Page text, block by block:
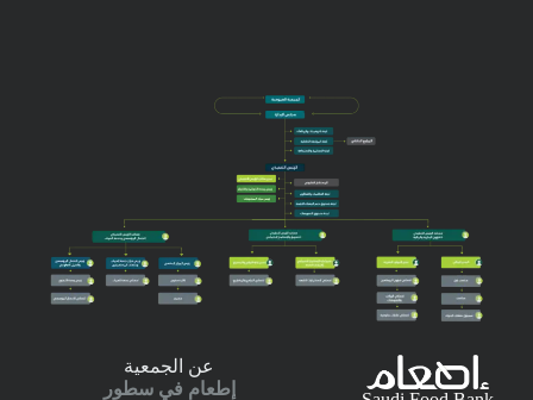
عن الجمعية
إطعام في سطور